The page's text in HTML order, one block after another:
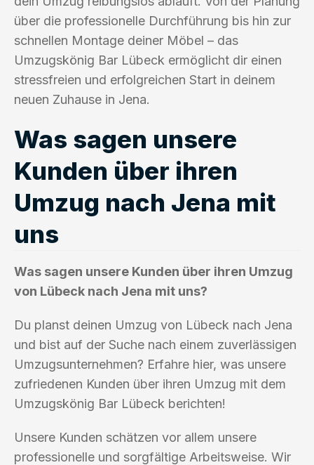
über die professionelle Durchführung bis hin zur
schnellen Montage deiner Möbel – das
Umzugskönig Bar Lübeck ermöglicht dir einen
stressfreien und erfolgreichen Start in deinem
neuen Zuhause in Jena.
Was sagen unsere
Kunden über ihren
Umzug nach Jena mit
uns
Was sagen unsere Kunden über ihren Umzug
von Lübeck nach Jena mit uns?
Du planst deinen Umzug von Lübeck nach Jena
und bist auf der Suche nach einem zuverlässigen
Umzugsunternehmen? Erfahre hier, was unsere
zufriedenen Kunden über ihren Umzug mit dem
Umzugskönig Bar Lübeck berichten!
Unsere Kunden schätzen vor allem unsere
professionelle und sorgfältige Arbeitsweise. Wir